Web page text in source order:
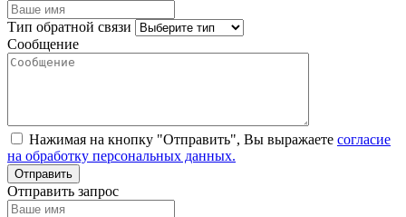
Тип обратной связи
Сообщение
Нажимая на кнопку "Отправить", Вы выражаете согласие
на обработку персональных данных.
Отправить запрос